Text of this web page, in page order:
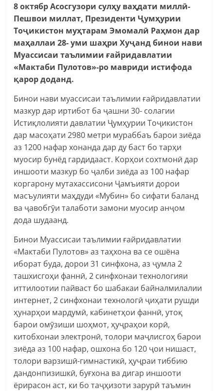
8 октябр Асосгузори сулҳу ваҳдати миллӣ-
Пешвои миллат, Президенти Ҷумҳурии
Тоҷикистон муҳтарам Эмомалӣ Раҳмон дар
маҳаллаи 28- уми шаҳри Хуҷанд бинои нави
Муассисаи таълимии ғайридавлатии
«Мактаби Пулотов»-ро мавриди истифода
қарор доданд.
Бинои нави муассисаи таълимии ғайридавлатии
мазкур дар иртибот ба ҷашни 30- солагии
Истиқлолияти давлатии Ҷумҳурии Тоҷикистон
дар масоҳати 2980 метри мураббаъ барои зиёда
аз 1200 нафар хонанда дар ду баст бо тарҳи
муосир бунёд гардидааст. Корҳои сохтмонӣ дар
иншооти мазкур бо ҷалби зиёда аз 100 нафар
коргарону мутахассисони Ҷамъияти дорои
масъулияти маҳдуди «Мубин» бо сифати баланд
ва ҷавобгӯи талаботи замони муосир анҷом
дода шудаанд.
Бинои Муассисаи таълимии ғайридавлатии
«Мактаби Пулотов» аз таҳхона ва се ошëна
иборат буда, дорои 31 синфхона, аз ҷумла 2
ташхисгоҳи фаннӣ, 2 синфхонаи технологияи
иттилоотии пайваст бо шабакаи байналмилалии
интернет, 2 синфхонаи технологӣ ҷиҳати рушди
ҳунарҳои мардумӣ, кабинетҳои фаннӣ, утоқ
барои омӯзиши шоҳмот, ҳуҷраҳои корӣ,
китобхонаи электронӣ, толори маҷлисгоҳ барои
зиёда аз 100 нафар, ошхона бо 120 ҷои нишаст,
толори варзишӣ-гимнастикӣ, ҳуҷраи тиббию
дандонпизишкӣ, буғхона ва дигар иншооти
ёрирасон аст, ки бо таҷҳизоти зарурӣ таъмин